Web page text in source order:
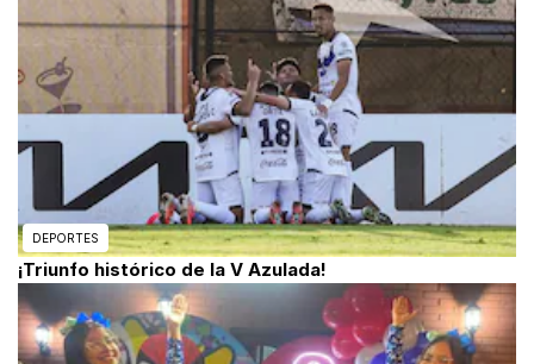
DEPORTES
¡Triunfo histórico de la V Azulada!